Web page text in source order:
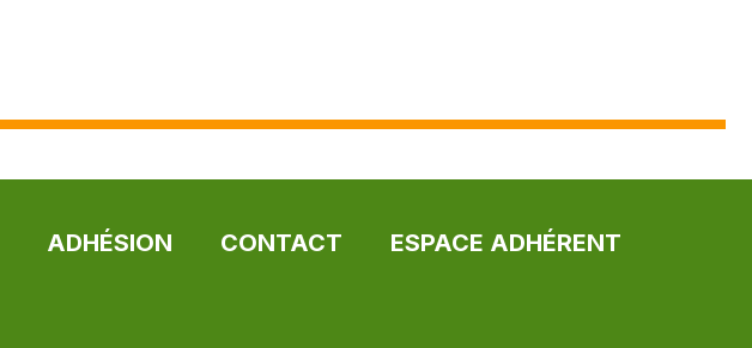
ADHÉSION CONTACT ESPACE ADHÉRENT